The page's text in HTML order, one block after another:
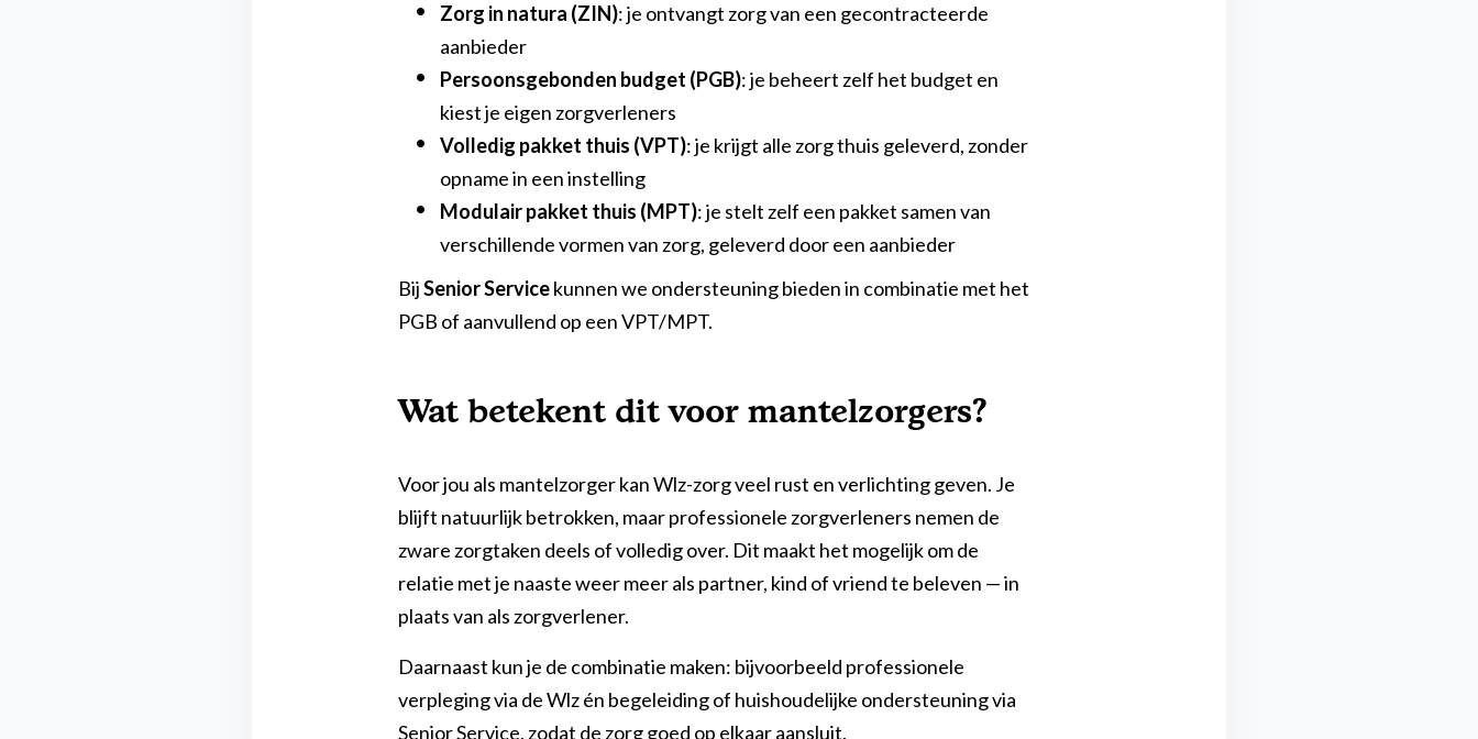
Zorg in natura (ZIN): je ontvangt zorg van een gecontracteerde
aanbieder
Persoonsgebonden budget (PGB): je beheert zelf het budget en
kiest je eigen zorgverleners
Volledig pakket thuis (VPT): je krijgt alle zorg thuis geleverd, zonder
opname in een instelling
Modulair pakket thuis (MPT): je stelt zelf een pakket samen van
verschillende vormen van zorg, geleverd door een aanbieder
BijSenior Servicekunnen we ondersteuning bieden in combinatie met het
PGB of aanvullend op een VPT/MPT.
Wat betekent dit voor mantelzorgers?
Voor jou als mantelzorger kan Wlz-zorg veel rust en verlichting geven. Je
blijft natuurlijk betrokken, maar professionele zorgverleners nemen de
zware zorgtaken deels of volledig over. Dit maakt het mogelijk om de
relatie met je naaste weer meer als partner, kind of vriend te beleven — in
plaats van als zorgverlener.
Daarnaast kun je de combinatie maken: bijvoorbeeld professionele
verpleging via de Wlz én begeleiding of huishoudelijke ondersteuning via
Senior Service, zodat de zorg goed op elkaar aansluit.